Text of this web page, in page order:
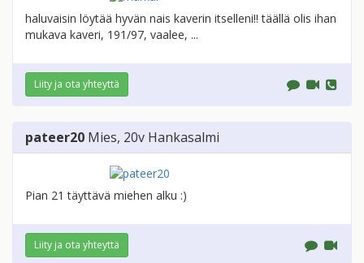
haluvaisin löytää hyvän nais kaverin itselleni!! täällä olis ihan
mukava kaveri, 191/97, vaalee, ...
Liity ja ota yhteyttä
pateer20 Mies, 20v Hankasalmi
Pian 21 täyttävä miehen alku :)
Liity ja ota yhteyttä